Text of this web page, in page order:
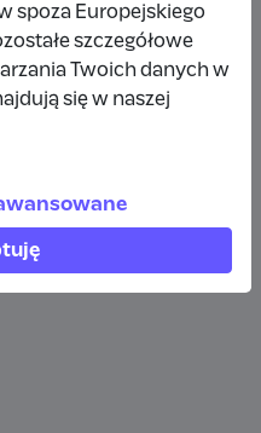
rok temu
spoza Europejskiego
szczegółowe
Twoich danych w
się w naszej